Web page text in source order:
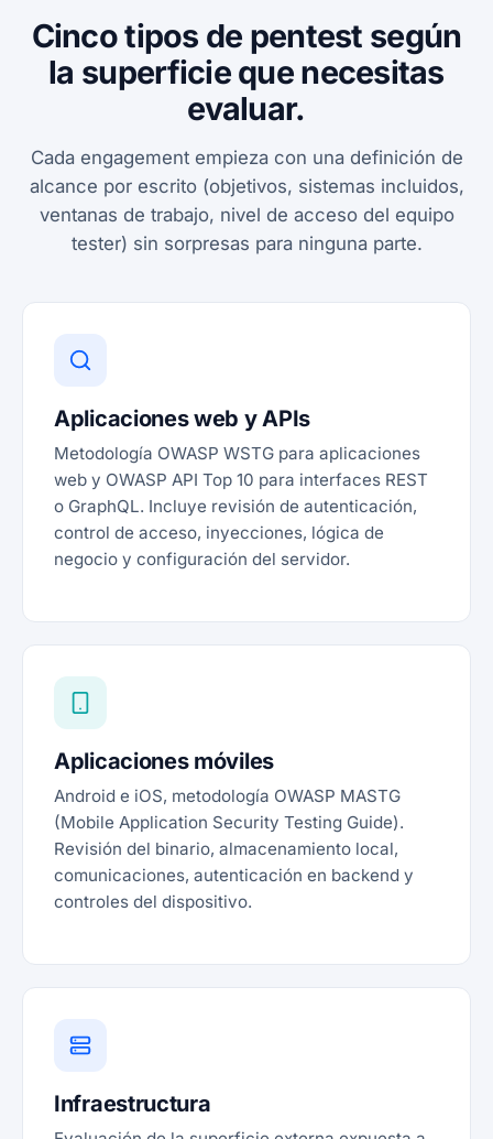
Cinco tipos de pentest según
la superficie que necesitas
evaluar.
Cada engagement empieza con una definición de
alcance por escrito (objetivos, sistemas incluidos,
ventanas de trabajo, nivel de acceso del equipo
tester) sin sorpresas para ninguna parte.
Aplicaciones web y APIs
Metodología OWASP WSTG para aplicaciones
web y OWASP API Top 10 para interfaces REST
o GraphQL. Incluye revisión de autenticación,
control de acceso, inyecciones, lógica de
negocio y configuración del servidor.
Aplicaciones móviles
Android e iOS, metodología OWASP MASTG
(Mobile Application Security Testing Guide).
Revisión del binario, almacenamiento local,
comunicaciones, autenticación en backend y
controles del dispositivo.
Infraestructura